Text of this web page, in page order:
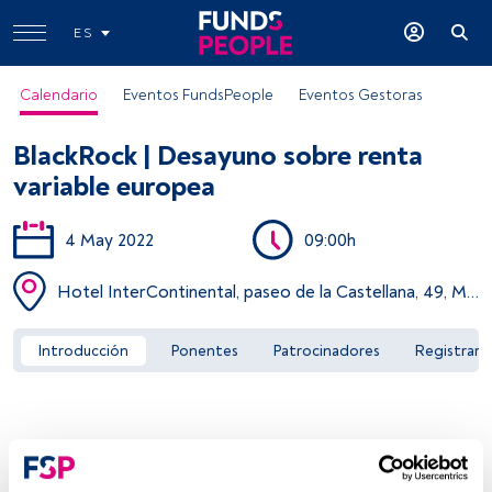
ES
Calendario Eventos FundsPeople Eventos Gestoras
BlackRock | Desayuno sobre renta
variable europea
4 May 2022 09:00h
Hotel InterContinental, paseo de la Castellana, 49, Madrid
Introducción Ponentes Patrocinadores